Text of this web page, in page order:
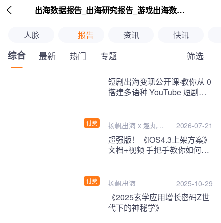
 出海数据报告_出海研究报告_游戏出海数据报告_海外趋势分析-扬帆出海
人脉 报告 资讯 快讯
综合 最新 热门 专题 筛选
继续下拉刷新
付费
短剧出海变现公开课·教你从 0
搭建多语种 YouTube 短剧频
扬帆出海 x 趣丸千 2026-07-21
付费
超强版！《iOS4.3上架方案》
文档+视频 手把手教你如何一
扬帆出海 2025-10-29
《2025玄学应用增长密码Z世
代下的神秘学》